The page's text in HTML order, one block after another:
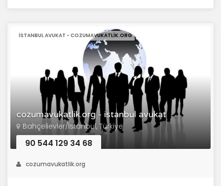
cozumavukatlik.org - istanbul avukat
ISTANBUL AVUKAT - COZUMAVUKATLIK.ORG
Bahçelievler/İstanbul, Türkiye
90 544 129 34 68
cozumavukatlik.org